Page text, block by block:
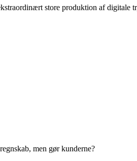
store produktion af digitale
men gør kunderne?